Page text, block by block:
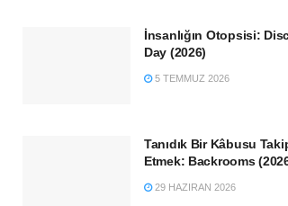
İnsanlığın Otopsisi:
Day (2026)
5 TEMMUZ 2026
Tanıdık Bir Kâbusu
Etmek: Backrooms
29 HAZIRAN 2026